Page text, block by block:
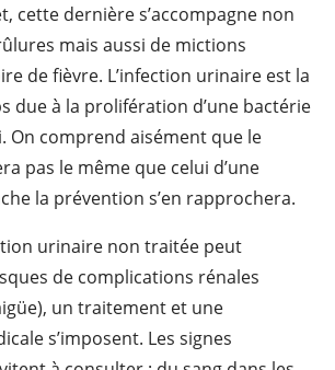
cette dernière s’accompagne non
mais aussi de mictions
de fièvre. L’infection urinaire est la
due à la prolifération d’une bactérie
On comprend aisément que le
pas le même que celui d’une
la prévention s’en rapprochera.
urinaire non traitée peut
de complications rénales
un traitement et une
s’imposent. Les signes